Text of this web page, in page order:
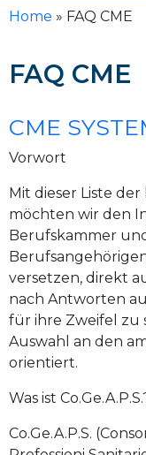
Home » FAQ CME
FAQ CME
CME
Vorwort
Mit dieser Liste
möchten wir den
Berufskammer
versetzen, direkt
nach Antworten
für ihre Zweifel zu
Auswahl an den
orientiert.
Was ist
Co.Ge.A.P.S.